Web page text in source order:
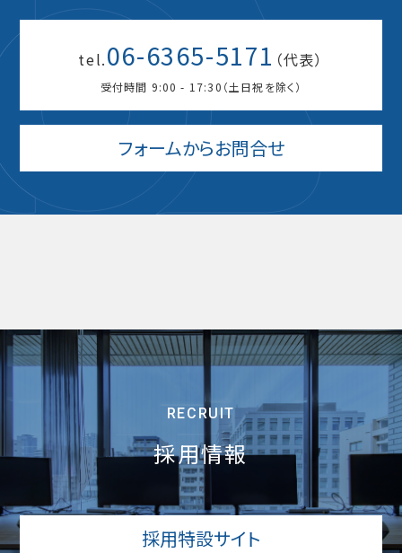
tel.06-6365-5171 （代表）
受付時間 9:00 - 17:30（土日祝を除く）
フォームからお問合せ
RECRUIT
採用情報
採用特設サイト